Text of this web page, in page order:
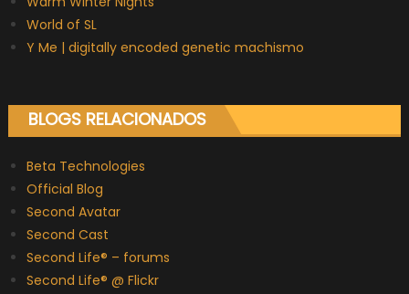
World of SL
Y Me | digitally encoded genetic machismo
BLOGS RELACIONADOS
Beta Technologies
Official Blog
Second Avatar
Second Cast
Second Life® – forums
Second Life® @ Flickr